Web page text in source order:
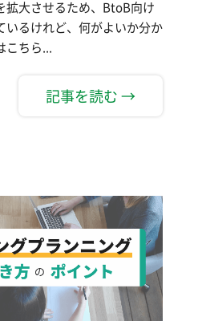
拡大させるため、BtoB向け
いるけれど、何がよいか分か
こちら...
記事を読む →